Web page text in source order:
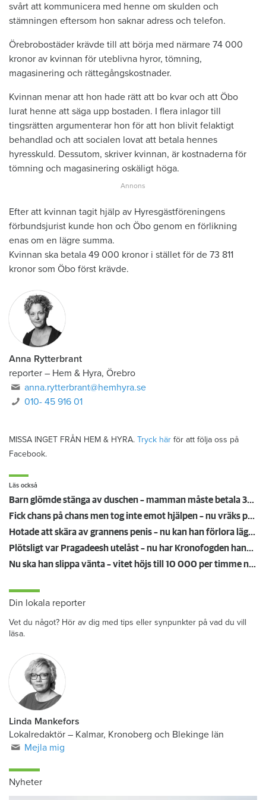
svårt att kommunicera med henne om skulden och
stämningen eftersom hon saknar adress och telefon.
Örebrobostäder krävde till att börja med närmare 74 000
kronor av kvinnan för uteblivna hyror, tömning,
magasinering och rättegångskostnader.
Kvinnan menar att hon hade rätt att bo kvar och att Öbo
lurat henne att säga upp bostaden. I flera inlagor till
tingsrätten argumenterar hon för att hon blivit felaktigt
behandlad och att socialen lovat att betala hennes
hyresskuld. Dessutom, skriver kvinnan, är kostnaderna för
tömning och magasinering oskäligt höga.
Efter att kvinnan tagit hjälp av Hyresgästföreningens
förbundsjurist kunde hon och Öbo genom en förlikning
enas om en lägre summa.
Kvinnan ska betala 49 000 kronor i stället för de 73 811
kronor som Öbo först krävde.
Anna Rytterbrant
reporter – Hem & Hyra, Örebro
anna.rytterbrant@hemhyra.se
010- 45 916 01
MISSA INGET FRÅN HEM & HYRA. Tryck här för att följa oss på
Facebook.
Läs också
Barn glömde stänga av duschen – mamman måste betala 300 000
Fick chans på chans men tog inte emot hjälpen – nu vräks paret: ”Tragiskt"
Hotade att skära av grannens penis – nu kan han förlora lägenheten
Plötsligt var Pragadeesh utelåst – nu har Kronofogden hans möbler
Nu ska han slippa vänta – vitet höjs till 10 000 per timme när hissen står still
Din lokala reporter
Vet du något? Hör av dig med tips eller synpunkter på vad du vill
läsa.
Linda Mankefors
Lokalredaktör – Kalmar, Kronoberg och Blekinge län
Mejla mig
Nyheter